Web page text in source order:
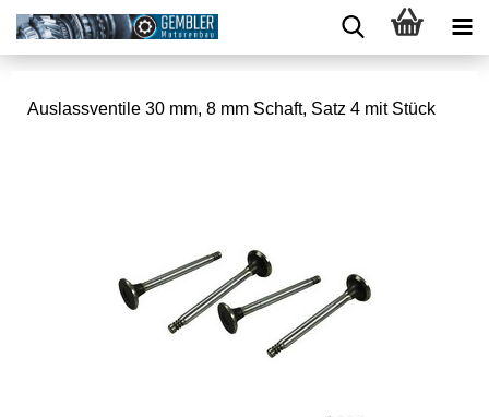
Auslassventile 30 mm, 8 mm Schaft, Satz 4 mit Stück